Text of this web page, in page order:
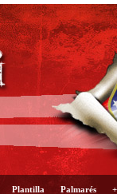
Plantilla Palmarés